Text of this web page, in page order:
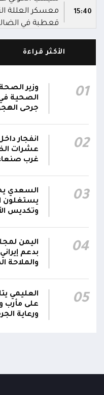
15:40
معسكر العللة
قعطبة في
مليشيا الحوثي
15:35
قصف حوثي
مناطق مآهولة
محافظة الضالع
12:22
والجيش يقصف
الأكثر قراءة
01
وزير
الصحية
جرحى
02
انفجار
عشرات
غرب
03
السعدي
يستغلون
وتكديس
04
اليمن
بدعم
والملاحة
05
العليمي
على مأرب
ورعاية